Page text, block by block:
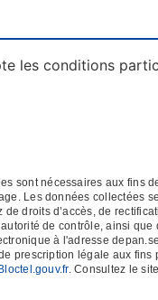
les conditions
sont nécessaires aux fins
Les données collectées
droits d’accès, de
de contrôle, ainsi
à l'adresse
prescription légale aux
Bloctel.gouv.fr. Consultez le